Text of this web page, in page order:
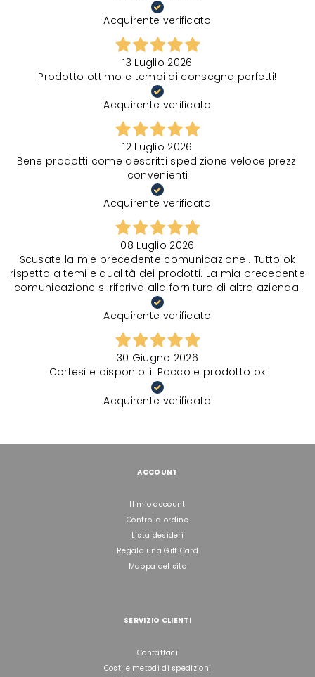
Acquirente verificato
13 Luglio 2026
Prodotto ottimo e tempi di consegna perfetti!
Acquirente verificato
12 Luglio 2026
Bene prodotti come descritti spedizione veloce prezzi
convenienti
Acquirente verificato
08 Luglio 2026
Scusate la mie precedente comunicazione . Tutto ok
rispetto a temi e qualità dei prodotti. La mia precedente
comunicazione si riferiva alla fornitura di altra azienda.
Acquirente verificato
30 Giugno 2026
Cortesi e disponibili. Pacco e prodotto ok
Acquirente verificato
ACCOUNT
Il mio account
Controlla ordine
Lista desideri
Regala una Gift Card
Mappa del sito
SERVIZIO CLIENTI
Contattaci
Costi e metodi di spedizioni